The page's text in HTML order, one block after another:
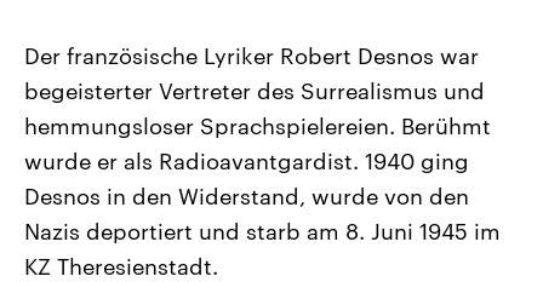
Landtagswahl Sachsen-Anhalt
2026
Alle Informationen
Sachsen-Anhalt wählt am 6.
September 2026 einen neuen
Landtag. Seit 2021 wird das
Bundesland von einer Koalition aus
CDU, SPD und FDP regiert.-
Umfragen, Prognosen,
USA
Aktuelle Beiträge,
Hintergründe
Wirtschaftlich und
gehören die Vereinigten
den mächtigsten Ländern
mit großem Einfluss auf
Der französische Lyriker Robert Desnos war
begeisterter Vertreter des Surrealismus und
hemmungsloser Sprachspielereien. Berühmt
wurde er als Radioavantgardist. 1940 ging
Desnos in den Widerstand, wurde von den
Nazis deportiert und starb am 8. Juni 1945 im
KZ Theresienstadt.